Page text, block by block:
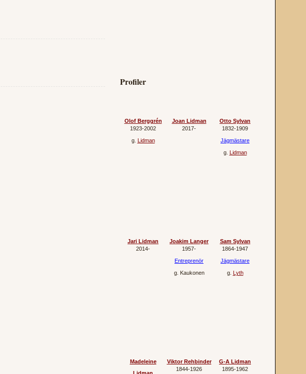
Profiler
Olof Berggrén
1923‐2002
g. Lidman
Joan Lidman
2017‐
Otto Sylvan
1832‐1909
Jägmästare
g. Lidman
Jari Lidman
2014‐
Joakim Langer
1957‐
Entreprenör
g. Kaukonen
Sam Sylvan
1864‐1947
Jägmästare
g. Lyth
Madeleine
Viktor Rehbinder
1844‐1926
G-A Lidman
1895‐1962